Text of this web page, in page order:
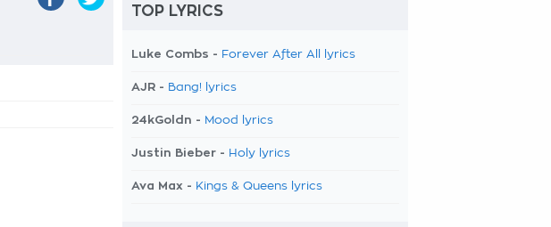
TOP LYRICS
Luke Combs - Forever After All lyrics
AJR - Bang! lyrics
24kGoldn - Mood lyrics
Justin Bieber - Holy lyrics
Ava Max - Kings & Queens lyrics